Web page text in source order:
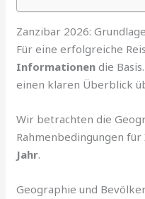
Zanzibar 2026:
Für eine erfolgreiche
Informationen die
einen klaren Überblick
Wir betrachten die
Rahmenbedingungen für
Jahr.
Geographie und